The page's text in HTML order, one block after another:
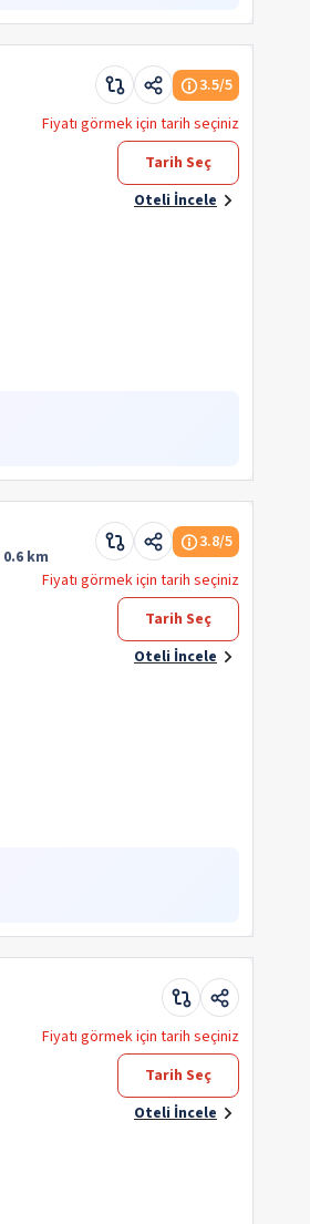
3.5/5
Fiyatı görmek için tarih seçiniz
Tarih Seç
Oteli İncele
0.6 km
3.8/5
Fiyatı görmek için tarih seçiniz
Tarih Seç
Oteli İncele
Fiyatı görmek için tarih seçiniz
Tarih Seç
Oteli İncele